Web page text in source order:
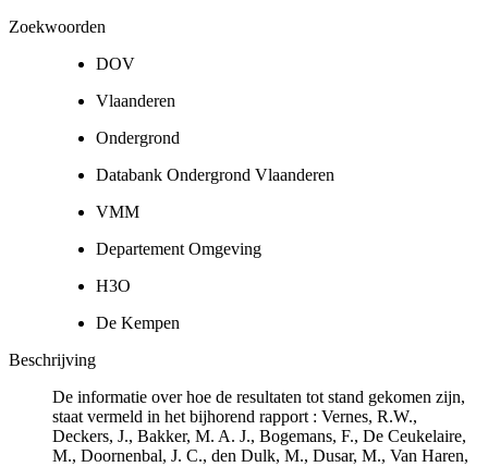
Zoekwoorden
DOV
Vlaanderen
Ondergrond
Databank Ondergrond Vlaanderen
VMM
Departement Omgeving
H3O
De Kempen
Beschrijving
De informatie over hoe de resultaten tot stand gekomen zijn,
staat vermeld in het bijhorend rapport : Vernes, R.W.,
Deckers, J., Bakker, M. A. J., Bogemans, F., De Ceukelaire,
M., Doornenbal, J. C., den Dulk, M., Dusar, M., Van Haren,